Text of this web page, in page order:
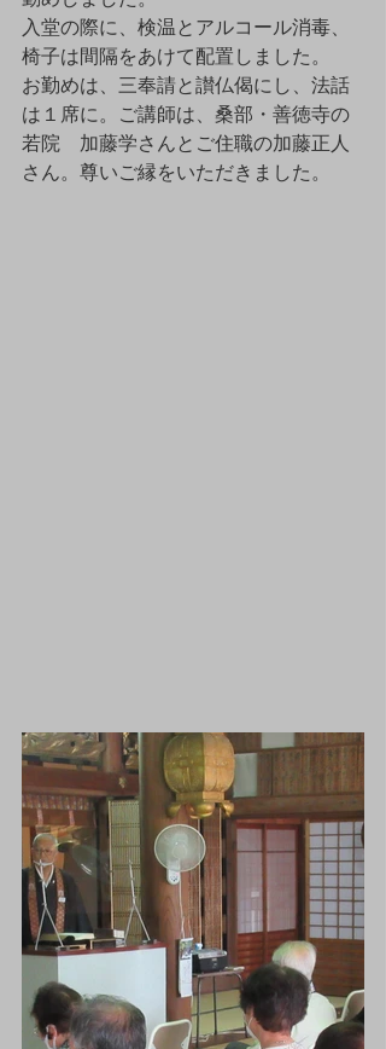
入堂の際に、検温とアルコール消毒、
椅子は間隔をあけて配置しました。
お勤めは、三奉請と讃仏偈にし、法話
は１席に。ご講師は、桑部・善徳寺の
若院　加藤学さんとご住職の加藤正人
さん。尊いご縁をいただきました。